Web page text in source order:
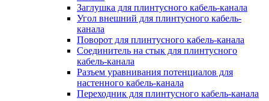
Заглушка для плинтусного кабель-канала
Угол внешний для плинтусного кабель-
канала
Поворот для плинтусного кабель-канала
Соединитель на стык для плинтусного
кабель-канала
Разъем уравнивания потенциалов для
настенного кабель-канала
Переходник для плинтусного кабель-канала